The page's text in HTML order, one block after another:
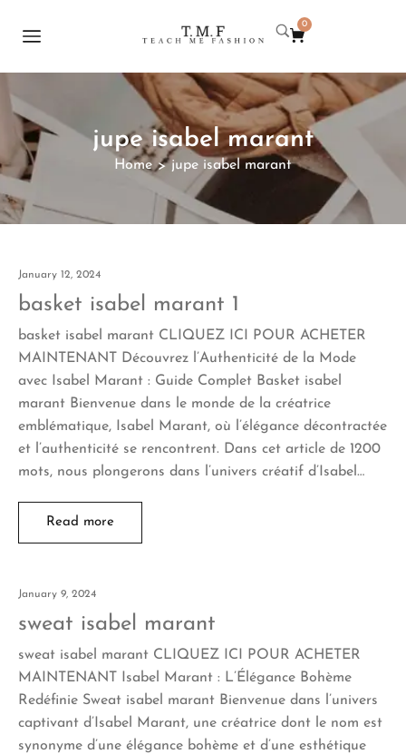
0
jupe isabel marant
Home > jupe isabel marant
January 12, 2024
basket isabel marant 1
basket isabel marant CLIQUEZ ICI POUR ACHETER
MAINTENANT Découvrez l’Authenticité de la Mode
avec Isabel Marant : Guide Complet Basket isabel
marant Bienvenue dans le monde de la créatrice
emblématique, Isabel Marant, où l’élégance décontractée
et l’authenticité se rencontrent. Dans cet article de 1200
mots, nous plongerons dans l’univers créatif d’Isabel…
Read more
January 9, 2024
sweat isabel marant
sweat isabel marant CLIQUEZ ICI POUR ACHETER
MAINTENANT Isabel Marant : L’Élégance Bohème
Redéfinie Sweat isabel marant Bienvenue dans l’univers
captivant d’Isabel Marant, une créatrice dont le nom est
synonyme d’une élégance bohème et d’une esthétique